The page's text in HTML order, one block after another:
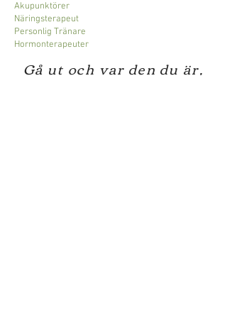
Akupunktörer
Näringsterapeut
Personlig Tränare
Hormonterapeuter
Gå ut och var den du är,